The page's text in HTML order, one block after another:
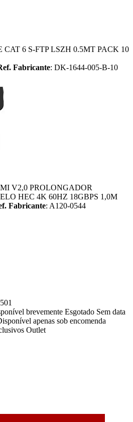
6 S-FTP LSZH 0.5MT PACK 10
Fabricante: DK-1644-005-B-10
V2,0 PROLONGADOR
HEC 4K 60HZ 18GBPS 1,0M
Fabricante: A120-0544
brevemente Esgotado Sem data
apenas sob encomenda
Outlet